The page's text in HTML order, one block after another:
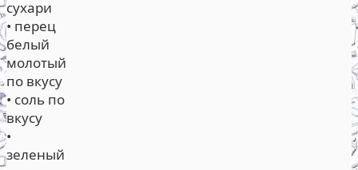
сухари
• перец
белый
молотый
по вкусу
• соль по
вкусу
•
зеленый